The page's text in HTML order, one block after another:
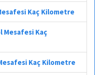
Kaç Kilometre
Mesafesi Kaç
Kaç Kilometre